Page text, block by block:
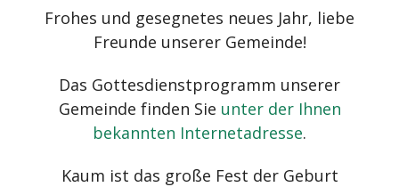
Frohes und gesegnetes neues Jahr, liebe
Freunde unserer Gemeinde!
Das Gottesdienstprogramm unserer
Gemeinde finden Sie unter der Ihnen
bekannten Internetadresse.
Kaum ist das große Fest der Geburt